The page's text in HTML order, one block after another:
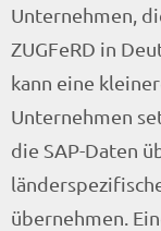
Unternehmen,
ZUGFeRD in
kann eine
Unternehmen
die SAP-Daten
übernehmen.